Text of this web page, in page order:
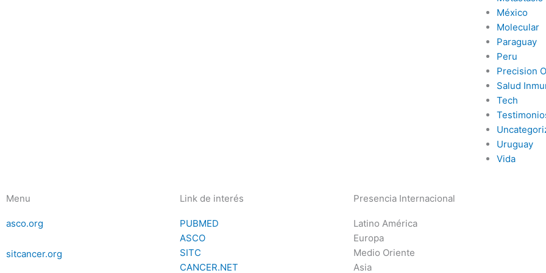
México
Molecular
Paraguay
Peru
Precision
Salud
Tech
Uruguay
Vida
Menu
asco.org
sitcancer.org
Link de interés
PUBMED
ASCO
SITC
CANCER.NET
Presencia Internacional
Latino América
Europa
Medio Oriente
Asia